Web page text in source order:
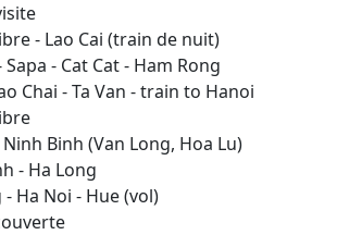
- Lao Cai (train de nuit)
- Cat Cat - Ham Rong
Chai - Ta Van - train to Hanoi
Binh (Van Long, Hoa Lu)
- Ha Long
Ha Noi - Hue (vol)